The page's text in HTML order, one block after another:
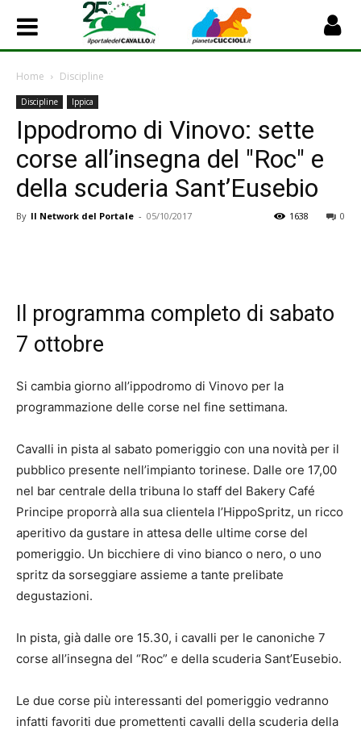
Home Discipline
Discipline Ippica
Ippodromo di Vinovo: sette
corse all’insegna del "Roc" e
della scuderia Sant’Eusebio
By Il Network del Portale - 05/10/2017 0
1638
Il programma completo di sabato
7 ottobre
Si cambia giorno all’ippodromo di Vinovo per la
programmazione delle corse nel fine settimana.
Cavalli in pista al sabato pomeriggio con una novità per il
pubblico presente nell’impianto torinese. Dalle ore 17,00
nel bar centrale della tribuna lo staff del Bakery Café
Principe proporrà alla sua clientela l’HippoSpritz, un ricco
aperitivo da gustare in attesa delle ultime corse del
pomeriggio. Un bicchiere di vino bianco o nero, o uno
spritz da sorseggiare assieme a tante prelibate
degustazioni.
In pista, già dalle ore 15.30, i cavalli per le canoniche 7
corse all’insegna del “Roc” e della scuderia Sant’Eusebio.
Le due corse più interessanti del pomeriggio vedranno
infatti favoriti due promettenti cavalli della scuderia della